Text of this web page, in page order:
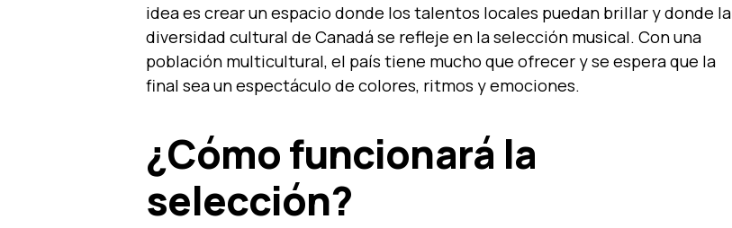
idea es crear un espacio donde los talentos locales puedan brillar y donde la
diversidad cultural de Canadá se refleje en la selección musical. Con una
población multicultural, el país tiene mucho que ofrecer y se espera que la
final sea un espectáculo de colores, ritmos y emociones.
¿Cómo funcionará la
selección?